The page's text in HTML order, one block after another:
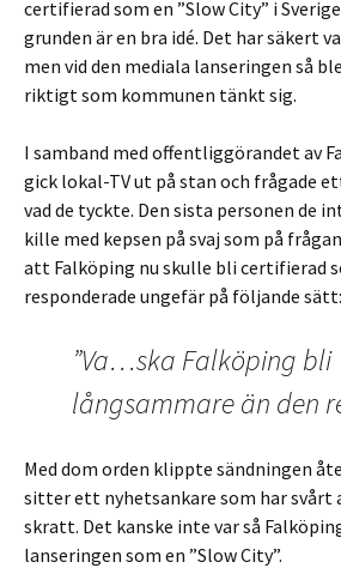
certifierad som en ”Slow City” i
grunden är en bra idé. Det har säkert
men vid den mediala lanseringen så
riktigt som kommunen tänkt sig.
I samband med offentliggörandet av
gick lokal-TV ut på stan och frågade
vad de tyckte. Den sista personen de
kille med kepsen på svaj som på
att Falköping nu skulle bli certifierad
responderade ungefär på följande sätt:
”Va…ska Falköping bli
långsammare än den
Med dom orden klippte sändningen
sitter ett nyhetsankare som har
skratt. Det kanske inte var så
lanseringen som en ”Slow City”.